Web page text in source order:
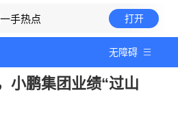
手热点 打开
无障碍
小鹏集团业绩“过山